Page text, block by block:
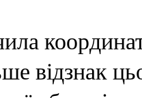
відзнак